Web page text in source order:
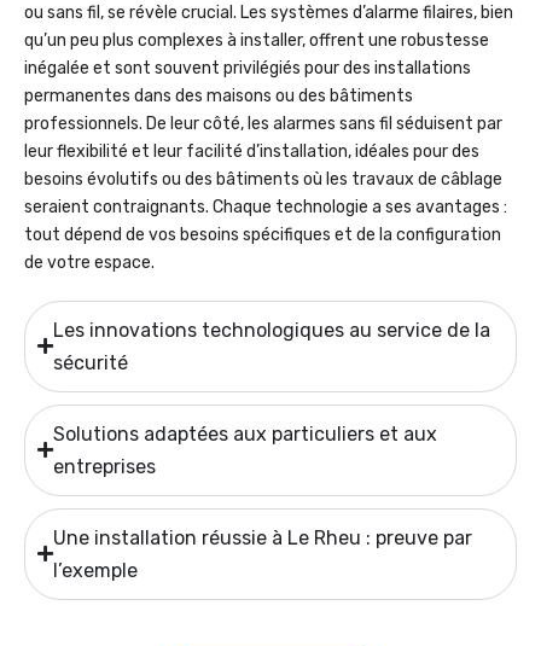
ou sans fil, se révèle crucial. Les systèmes d’alarme filaires, bien
qu’un peu plus complexes à installer, offrent une robustesse
inégalée et sont souvent privilégiés pour des installations
permanentes dans des maisons ou des bâtiments
professionnels. De leur côté, les alarmes sans fil séduisent par
leur flexibilité et leur facilité d’installation, idéales pour des
besoins évolutifs ou des bâtiments où les travaux de câblage
seraient contraignants. Chaque technologie a ses avantages :
tout dépend de vos besoins spécifiques et de la configuration
de votre espace.
Les innovations technologiques au service de la
sécurité
Solutions adaptées aux particuliers et aux
entreprises
Une installation réussie à Le Rheu : preuve par
l’exemple